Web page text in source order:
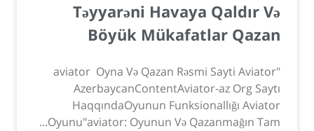
Təyyarəni Havaya Qaldır Və
Böyük Mükafatlar Qazan
"aviator ️ Oyna Və Qazan Rəsmi Sayti Aviator
AzerbaycanContentAviator-az Org Saytı
HaqqındaOyunun Funksionallığı Aviator
Oyunu"aviator: Oyunun Və Qazanmağın Tam...